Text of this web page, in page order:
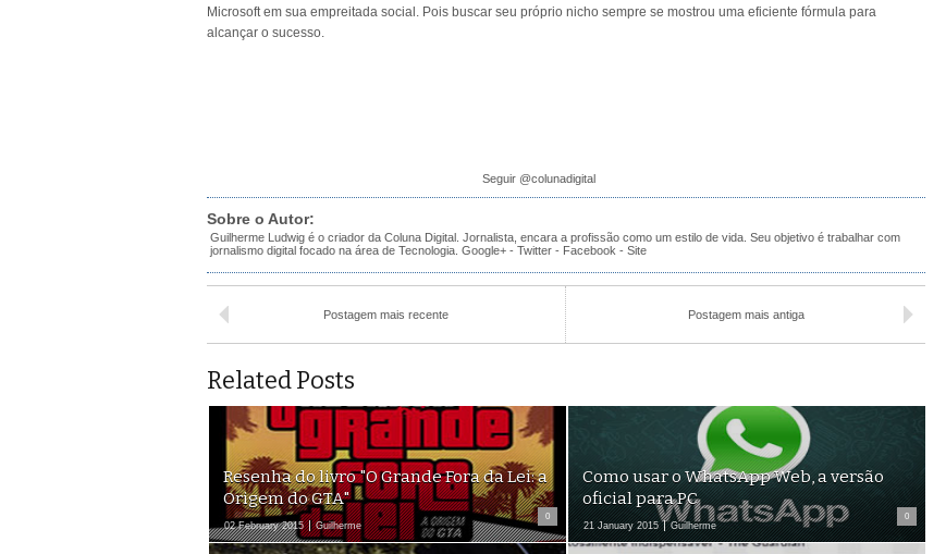
Microsoft em sua empreitada social. Pois buscar seu próprio nicho sempre se mostrou uma eficiente fórmula para
alcançar o sucesso.
Seguir @colunadigital
Sobre o Autor:
Guilherme Ludwig é o criador da Coluna Digital. Jornalista, encara a profissão como um estilo de vida. Seu objetivo é trabalhar com
jornalismo digital focado na área de Tecnologia. Google+ - Twitter - Facebook - Site
Postagem mais recente Postagem mais antiga
Related Posts
Resenha do livro "O Grande Fora da Lei: a
Origem do GTA"
02 February 2015 Guilherme
0
Como usar o WhatsApp Web, a versão
oficial para PC
21 January 2015 Guilherme
0